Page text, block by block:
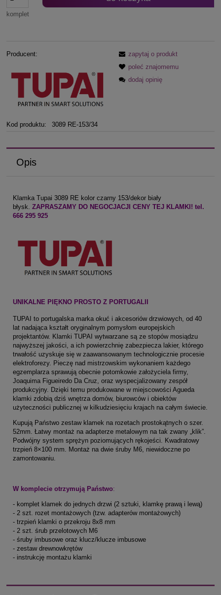
komplet
Producent:
Kod produktu: 3089 RE-153/34
zapytaj o produkt
poleć znajomemu
dodaj opinię
Opis
Klamka Tupai 3089 RE kolor czarny 153/dekor biały
błysk. ZAPRASZAMY DO NEGOCJACJI CENY TEJ KLAMKI! tel.
666 295 925
UNIKALNE PIĘKNO PROSTO Z PORTUGALII
TUPAI to portugalska marka okuć i akcesoriów drzwiowych, od 40
lat nadająca kształt oryginalnym pomysłom europejskich
projektantów. Klamki TUPAI wytwarzane są ze stopów mosiądzu
najwyższej jakości, a ich powierzchnię zabezpiecza lakier, którego
trwałość uzyskuje się w zaawansowanym technologicznie procesie
elektroforezy. Pieczę nad mistrzowskim wykonaniem każdego
egzemplarza sprawują obecnie potomkowie założyciela firmy,
Joaquima Figueiredo Da Cruz, oraz wyspecjalizowany zespół
produkcyjny. Dzięki temu produkowane w miejscowości Agueda
klamki zdobią dziś wnętrza domów, biurowców i obiektów
użyteczności publicznej w kilkudziesięciu krajach na całym świecie.
Kupują Państwo zestaw klamek na rozetach prostokątnych o szer.
52mm. Łatwy montaż na adapterze metalowym na tak zwany „klik”.
Podwójny system sprężyn poziomujących rękojeści. Kwadratowy
trzpień 8×100 mm. Montaż na dwie śruby M6, niewidoczne po
zamontowaniu.
W komplecie otrzymują Państwo:
- komplet klamek do jednych drzwi (2 sztuki, klamkę prawą i lewą)
- 2 szt. rozet montażowych (tzw. adapterów montażowych)
- trzpień klamki o przekroju 8x8 mm
- 2 szt. śrub przelotowych M6
- śruby imbusowe oraz klucz/klucze imbusowe
- zestaw drewnowkrętów
- instrukcję montażu klamki